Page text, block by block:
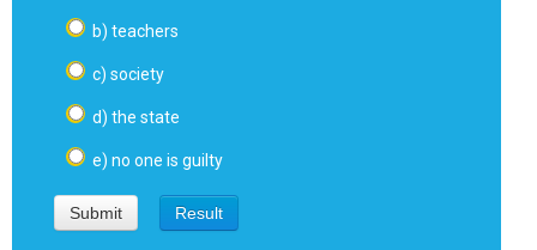
b) teachers
c) society
d) the state
e) no one is guilty